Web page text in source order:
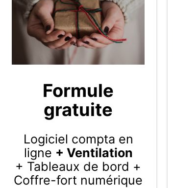
Formule
gratuite
Logiciel compta en
ligne + Ventilation
+ Tableaux de bord +
Coffre-fort numérique